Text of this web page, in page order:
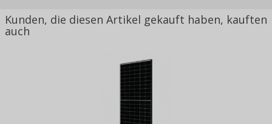
Kunden, die diesen Artikel gekauft haben, kauften
auch